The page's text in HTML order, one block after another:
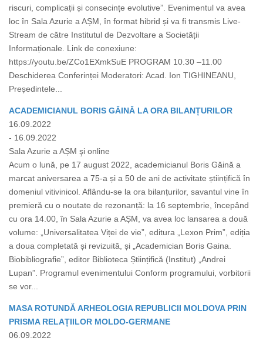
riscuri, complicații și consecințe evolutive”. Evenimentul va avea
loc în Sala Azurie a AȘM, în format hibrid și va fi transmis Live-
Stream de către Institutul de Dezvoltare a Societății
Informaționale. Link de conexiune:
https://youtu.be/ZCo1EXmkSuE PROGRAM 10.30 –11.00
Deschiderea Conferinței Moderatori: Acad. Ion TIGHINEANU,
Președintele...
ACADEMICIANUL BORIS GĂINĂ LA ORA BILANȚURILOR
16.09.2022
- 16.09.2022
Sala Azurie a AȘM şi online
Acum o lună, pe 17 august 2022, academicianul Boris Găină a
marcat aniversarea a 75-a și a 50 de ani de activitate științifică în
domeniul vitivinicol. Aflându-se la ora bilanțurilor, savantul vine în
premieră cu o noutate de rezonanță: la 16 septembrie, începând
cu ora 14.00, în Sala Azurie a AȘM, va avea loc lansarea a două
volume: „Universalitatea Viței de vie”, editura „Lexon Prim”, ediția
a doua completată și revizuită, și „Academician Boris Gaina.
Biobibliografie”, editor Biblioteca Științifică (Institut) „Andrei
Lupan”. Programul evenimentului Conform programului, vorbitorii
se vor...
MASA ROTUNDĂ ARHEOLOGIA REPUBLICII MOLDOVA PRIN
PRISMA RELAȚIILOR MOLDO-GERMANE
06.09.2022